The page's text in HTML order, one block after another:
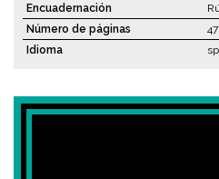
Encuadernación
Número de páginas
Idioma